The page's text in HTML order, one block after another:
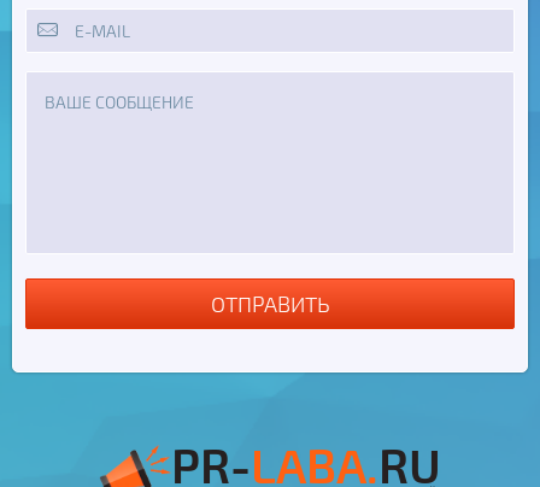
ОТПРАВИТЬ
PR-LABA.RU